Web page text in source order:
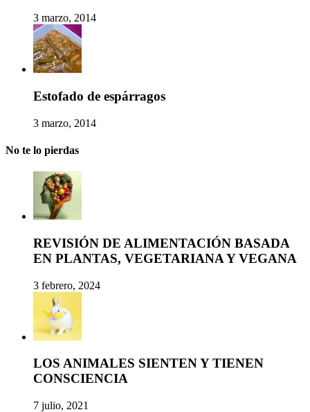
3 marzo, 2014
Estofado de espárragos
3 marzo, 2014
No te lo pierdas
REVISIÓN DE ALIMENTACIÓN BASADA
EN PLANTAS, VEGETARIANA Y VEGANA
3 febrero, 2024
LOS ANIMALES SIENTEN Y TIENEN
CONSCIENCIA
7 julio, 2021